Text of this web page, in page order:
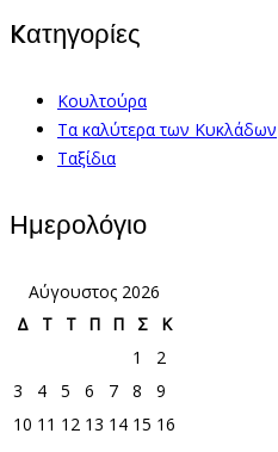
Kατηγορίες
Κουλτούρα
Τα καλύτερα των Κυκλάδων
Ταξίδια
Ημερολόγιο
Αύγουστος 2026
Δ
Τ Τ Π Π Σ
Κ
1
2
3
4 5 6 7 8
9
10 11 12 13 14 15 16